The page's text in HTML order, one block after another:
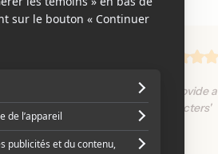
« The film's breathtaking images provide a
fitting accompaniment to the characters'
emotional struggles. »